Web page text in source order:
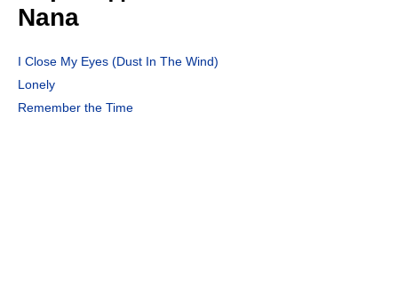
Nana
I Close My Eyes (Dust In The Wind)
Lonely
Remember the Time